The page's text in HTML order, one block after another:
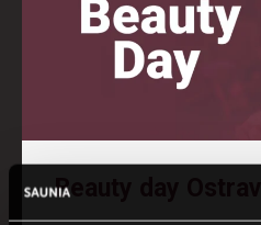
Beauty day Ostrava